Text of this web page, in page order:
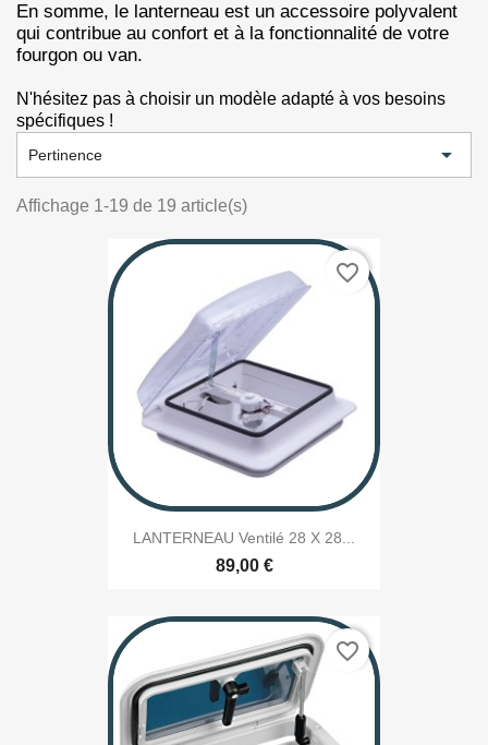
En somme, le lanterneau est un accessoire polyvalent
qui contribue au confort et à la fonctionnalité de votre
fourgon ou van.
N'hésitez pas à choisir un modèle adapté à vos besoins
spécifiques !
Pertinence 
Affichage 1-19 de 19 article(s)
LANTERNEAU Ventilé 28 X 28...
89,00 €
favorite_border
favorite_border